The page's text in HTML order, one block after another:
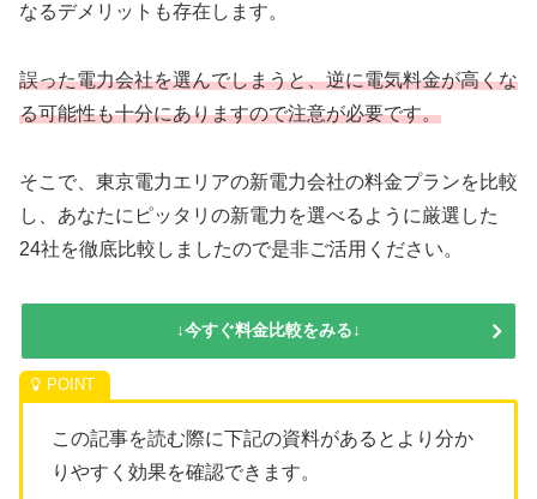
なるデメリットも存在します。
誤った電力会社を選んでしまうと、逆に電気料金が高くな
る可能性も十分にありますので注意が必要です。
そこで、東京電力エリアの新電力会社の料金プランを比較
し、あなたにピッタリの新電力を選べるように厳選した
24社を徹底比較しましたので是非ご活用ください。
↓今すぐ料金比較をみる↓
この記事を読む際に下記の資料があるとより分か
りやすく効果を確認できます。